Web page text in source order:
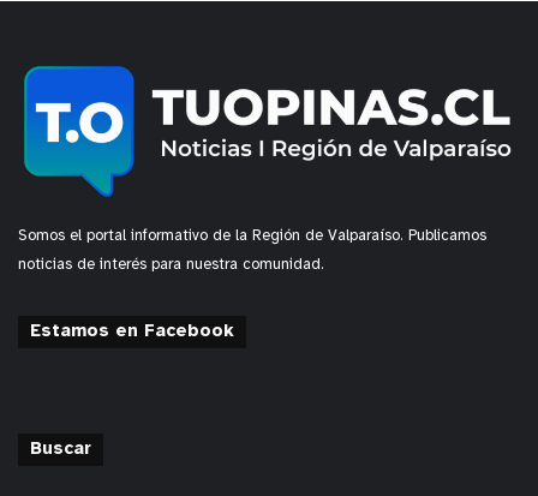
Somos el portal informativo de la Región de Valparaíso. Publicamos
noticias de interés para nuestra comunidad.
Estamos en Facebook
Buscar